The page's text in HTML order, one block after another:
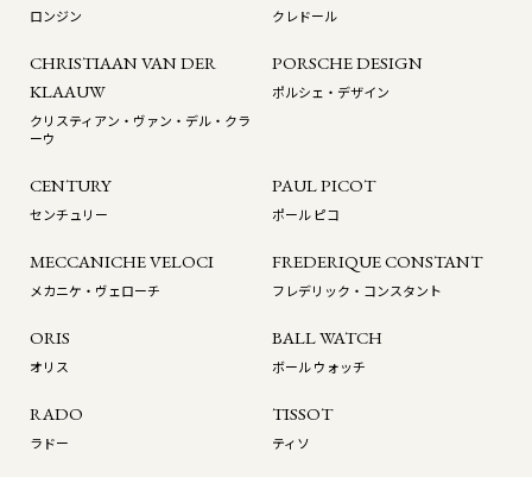
ロンジン クレドール
CHRISTIAAN VAN DER
KLAAUW
クリスティアン・ヴァン・デル・クラ
ーウ
PORSCHE DESIGN
ポルシェ・デザイン
CENTURY
センチュリー
PAUL PICOT
ポール ピコ
MECCANICHE VELOCI
メカニケ・ヴェローチ
FREDERIQUE CONSTANT
フレデリック・コンスタント
ORIS
オリス
BALL WATCH
ボール ウォッチ
RADO
ラドー
TISSOT
ティソ